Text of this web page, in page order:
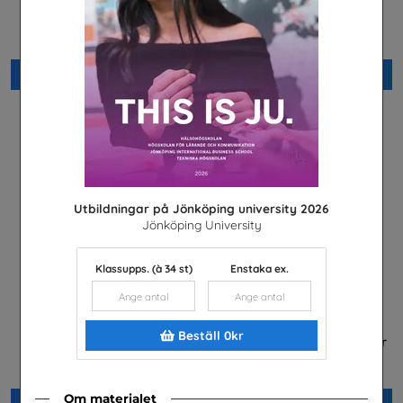
Utbildningar på Jönköping university 2026
Jönköping University
Klassupps. (à 34 st) Enstaka ex.
Beställ 0kr
Om materialet
Arabiska
Installatörsföretagen Service i
Sverige AB
Beställ 0kr
framtidsjobb
TYA
Beställ 0kr
Volkswagen Group Sverige
Betald praktik som ingenjör
(Plansch)